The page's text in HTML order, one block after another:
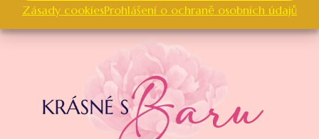
Zásady cookiesProhlášení o ochraně osobních údajů